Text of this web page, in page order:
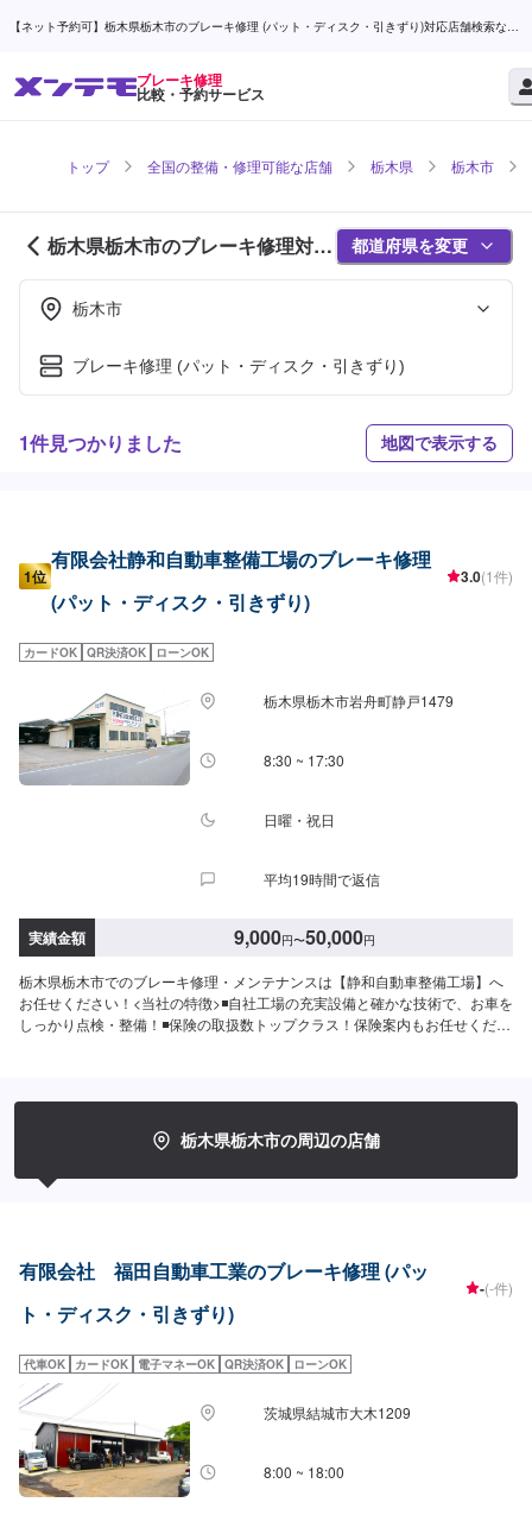
【ネット予約可】栃木県栃木市のブレーキ修理 (パット・ディスク・引きずり)対応店舗検索なら
ブレーキ修理
比較・予約サービス
トップ 全国の整備・修理可能な店舗 栃木県 栃木市
栃木県栃木市のブレーキ修理対応
店舗紹介 (1ページ目)
都道府県を変更
栃木市
ブレーキ修理 (パット・ディスク・引きずり)
1件見つかりました 地図で表示する
1位
有限会社静和自動車整備工場のブレーキ修理
(パット・ディスク・引きずり)
3.0(1件)
カードOK QR決済OK ローンOK
栃木県栃木市岩舟町静戸1479
8:30 ~ 17:30
日曜・祝日
平均19時間で返信
実績金額 9,000円〜50,000円
栃木県栃木市でのブレーキ修理・メンテナンスは【静和自動車整備工場】へ
お任せください！<当社の特徴>◾自社工場の充実設備と確かな技術で、お車を
しっかり点検・整備！◾保険の取扱数トップクラス！保険案内もお任せくださ
作業開始【4】仕上がり次第納車-----納期について-----納期は通常2日～3日程
度で納車となります。納期は前後する場合がございます。予めご了承くださ
利用ください。※代車の燃料代はお客様にご負担いただいております。-----ご
フへ「メンテモで予約しました」とお伝えください。ご案内いたします。
【定休日・営業時間】定休日：日曜日、祝日営業時間：8:30~17:30
栃木県栃木市の周辺の店舗
有限会社 福田自動車工業のブレーキ修理 (パッ
ト・ディスク・引きずり)
-(-件)
代車OK カードOK 電子マネーOK QR決済OK ローンOK
茨城県結城市大木1209
8:00 ~ 18:00